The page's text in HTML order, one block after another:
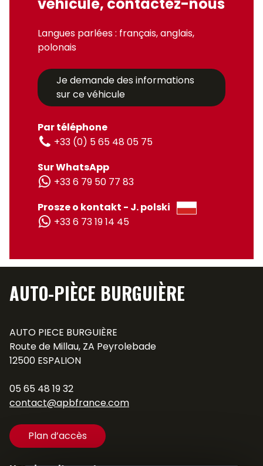
Langues parlées : français, anglais,
polonais
Je demande des informations
sur ce véhicule
Par téléphone
+33 (0) 5 65 48 05 75
Sur WhatsApp
+33 6 79 50 77 83
Prosze o kontakt - J. polski
+33 6 73 19 14 45
AUTO-PIÈCE BURGUIÈRE
AUTO PIECE BURGUIÈRE
Route de Millau, ZA Peyrolebade
12500 ESPALION
05 65 48 19 32
contact@apbfrance.com
Plan d’accès